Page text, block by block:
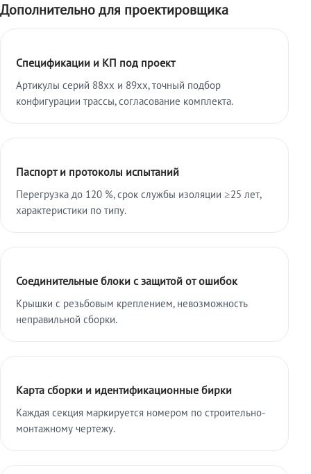
Дополнительно для проектировщика
Спецификации и КП под проект
Артикулы серий 88xx и 89xx, точный подбор
конфигурации трассы, согласование комплекта.
Паспорт и протоколы испытаний
Перегрузка до 120 %, срок службы изоляции ≥25 лет,
характеристики по типу.
Соединительные блоки с защитой от ошибок
Крышки с резьбовым креплением, невозможность
неправильной сборки.
Карта сборки и идентификационные бирки
Каждая секция маркируется номером по строительно-
монтажному чертежу.